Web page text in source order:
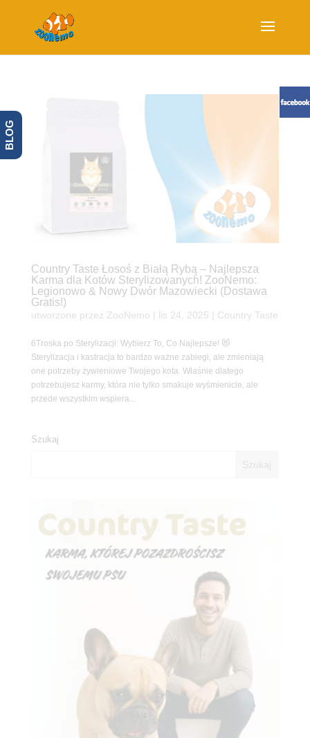
Country Taste Łosoś z Białą Rybą – Najlepsza
Karma dla Kotów Sterylizowanych! ZooNemo:
Legionowo & Nowy Dwór Mazowiecki (Dostawa
Gratis!)
utworzone przez ZooNemo lis 24, 2025 Country Taste
6Troska po Sterylizacji: Wybierz To, Co Najlepsze! 😻
Sterylizacja i kastracja to bardzo ważne zabiegi, ale zmieniają
one potrzeby żywieniowe Twojego kota. Właśnie dlatego
potrzebujesz karmy, która nie tylko smakuje wyśmienicie, ale
przede wszystkim wspiera...
Szukaj
BLOG